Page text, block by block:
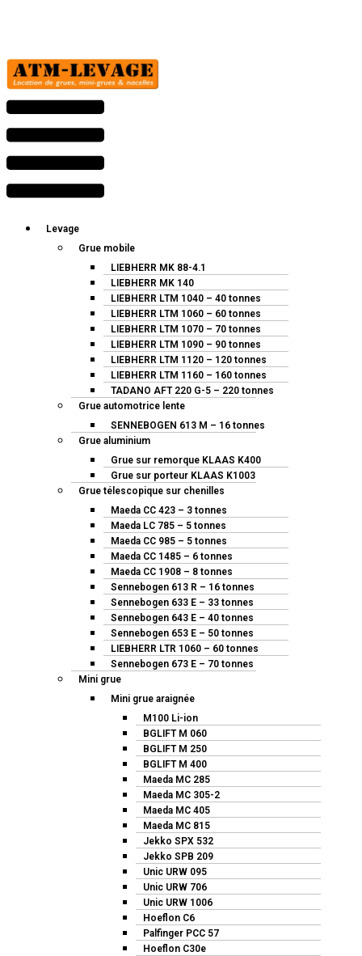
Menu
Levage
Grue mobile
LIEBHERR MK 88-4.1
LIEBHERR MK 140
LIEBHERR LTM 1040 – 40 tonnes
LIEBHERR LTM 1060 – 60 tonnes
LIEBHERR LTM 1070 – 70 tonnes
LIEBHERR LTM 1090 – 90 tonnes
LIEBHERR LTM 1120 – 120 tonnes
LIEBHERR LTM 1160 – 160 tonnes
TADANO AFT 220 G-5 – 220 tonnes
Grue automotrice lente
SENNEBOGEN 613 M – 16 tonnes
Grue aluminium
Grue sur remorque KLAAS K400
Grue sur porteur KLAAS K1003
Grue télescopique sur chenilles
Maeda CC 423 – 3 tonnes
Maeda LC 785 – 5 tonnes
Maeda CC 985 – 5 tonnes
Maeda CC 1485 – 6 tonnes
Maeda CC 1908 – 8 tonnes
Sennebogen 613 R – 16 tonnes
Sennebogen 633 E – 33 tonnes
Sennebogen 643 E – 40 tonnes
Sennebogen 653 E – 50 tonnes
LIEBHERR LTR 1060 – 60 tonnes
Sennebogen 673 E – 70 tonnes
Mini grue
Mini grue araignée
M100 Li-ion
BGLIFT M 060
BGLIFT M 250
BGLIFT M 400
Maeda MC 285
Maeda MC 305-2
Maeda MC 405
Maeda MC 815
Jekko SPX 532
Jekko SPB 209
Unic URW 095
Unic URW 706
Unic URW 1006
Hoeflon C6
Palfinger PCC 57
Hoeflon C30e